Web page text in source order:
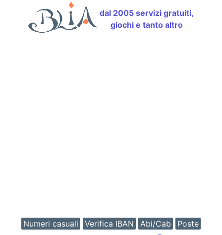
dal 2005 servizi gratuiti,
giochi e tanto altro
Numeri casuali Verifica IBAN Abi/Cab
Poste